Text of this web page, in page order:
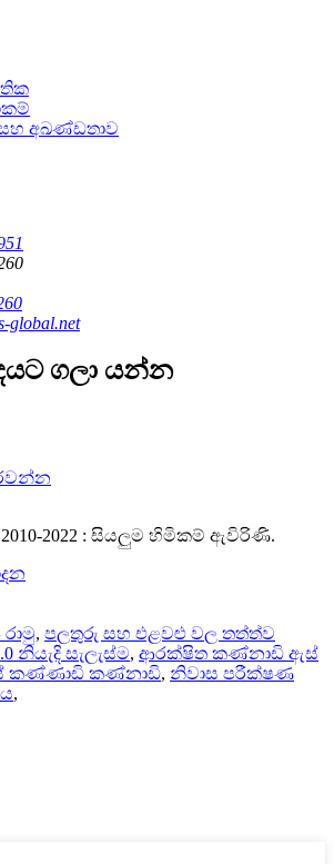
අඛණ්ඩතාව
global.net
ගලා යන්න
2022 : සියලුම හිමිකම් ඇවිරිණි.
, පලතුරු සහ එළවළු වල තත්ත්ව
නියැදි සැලැස්ම, ආරක්ෂිත කණ්නාඩි ඇස්
කණ්ණාඩි කණ්නාඩි, නිවාස පරීක්ෂණ
,